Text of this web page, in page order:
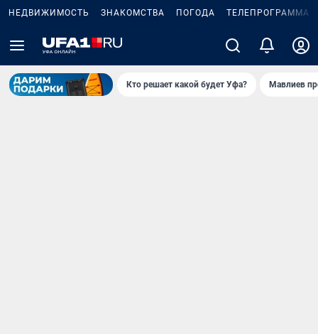
НЕДВИЖИМОСТЬ ЗНАКОМСТВА ПОГОДА ТЕЛЕПРОГРАММА
Кто решает какой будет Уфа? Мавлиев